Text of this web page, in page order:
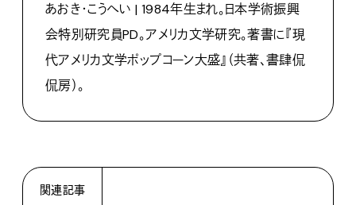
あおき・こうへい | 1984年生まれ。日本学術振興
会特別研究員PD。アメリカ文学研究。著書に『現
代アメリカ文学ポップコーン大盛』（共著、書肆侃
侃房）。
関連記事